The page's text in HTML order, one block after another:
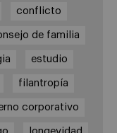
conflicto
de familia
estudio
filantropía
corporativo